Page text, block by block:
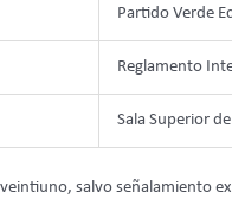
Partido Verde
Reglamento
Sala Superior
salvo señalamiento